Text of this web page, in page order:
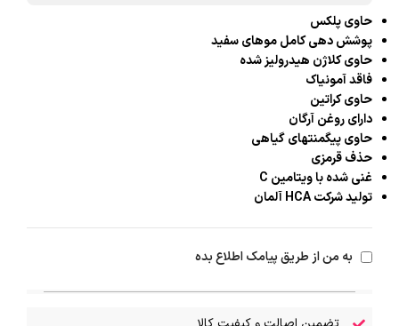
حاوی پلکس
پوشش دهی کامل موهای سفید
حاوی کلاژن هیدرولیز شده
فاقد آمونیاک
حاوی کراتین
دارای روغن آرگان
حاوی پیگمنتهای گیاهی
حذف قرمزی
غنی شده با ویتامین C
تولید شرکت HCA آلمان
به من از طریق پیامک اطلاع بده